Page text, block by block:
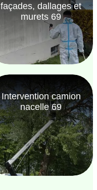
façades, dallages et
murets 69
Intervention camion
nacelle 69